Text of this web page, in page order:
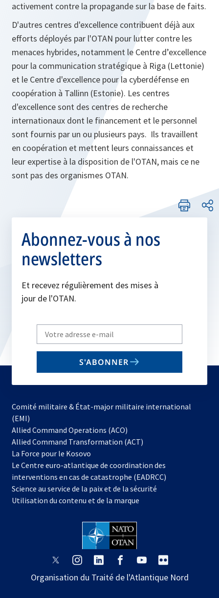
activement contre la propagande sur la base de faits.
D'autres centres d'excellence contribuent déjà aux
efforts déployés par l'OTAN pour lutter contre les
menaces hybrides, notamment le Centre d’excellence
pour la communication stratégique à Riga (Lettonie)
et le Centre d'excellence pour la cyberdéfense en
coopération à Tallinn (Estonie). Les centres
d'excellence sont des centres de recherche
internationaux dont le financement et le personnel
sont fournis par un ou plusieurs pays. Ils travaillent
en coopération et mettent leurs connaissances et
leur expertise à la disposition de l'OTAN, mais ce ne
sont pas des organismes OTAN.
Abonnez-vous à nos
newsletters
Et recevez régulièrement des mises à
jour de l'OTAN.
Write
your
email
S'ABONNER
Comité militaire & État-major militaire international
(EMI)
Allied Command Operations (ACO)
dans
nouvel
onglet
Allied Command Transformation (ACT)
La Force pour le Kosovo
dans
un
nouvel
onglet
Le Centre euro-atlantique de coordination des
interventions en cas de catastrophe (EADRCC)
Science au service de la paix et de la sécurité
Utilisation du contenu et de la marque
s’ouvre
un
s’ouvre
un
s’ouvre
un
s’ouvre
un
s’ouvre
un
un
Organisation du Traité de l'Atlantique Nord